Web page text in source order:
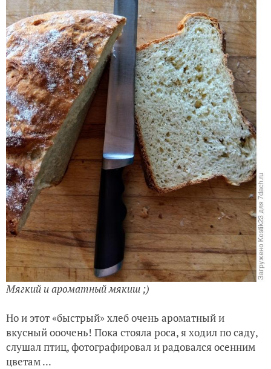
Мягкий и ароматный мякиш ;)
Но и этот «быстрый» хлеб очень ароматный и
вкусный ооочень! Пока стояла роса, я ходил по саду,
слушал птиц, фотографировал и радовался осенним
цветам ...